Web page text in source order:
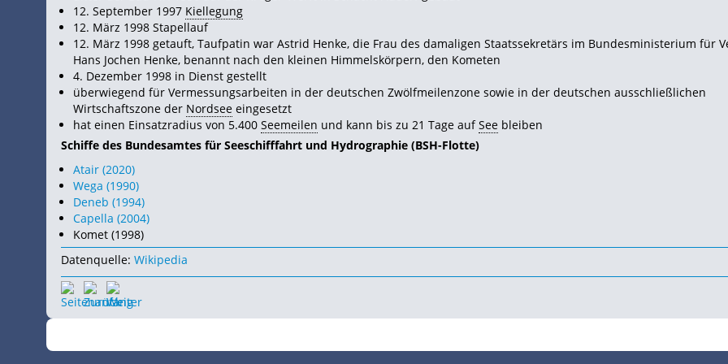
12. September 1997 Kiellegung
12. März 1998 Stapellauf
12. März 1998 getauft, Taufpatin war Astrid Henke, die Frau des damaligen Staatssekretärs im Bundesministerium für
Hans Jochen Henke, benannt nach den kleinen Himmelskörpern, den Kometen
4. Dezember 1998 in Dienst gestellt
überwiegend für Vermessungsarbeiten in der deutschen Zwölfmeilenzone sowie in der deutschen ausschließlichen
Wirtschaftszone der Nordsee eingesetzt
hat einen Einsatzradius von 5.400 Seemeilen und kann bis zu 21 Tage aufSee bleiben
Schiffe des Bundesamtes für Seeschifffahrt und Hydrographie (BSH-Flotte)
Atair (2020)
Wega (1990)
Deneb (1994)
Capella (2004)
Komet (1998)
Datenquelle: Wikipedia